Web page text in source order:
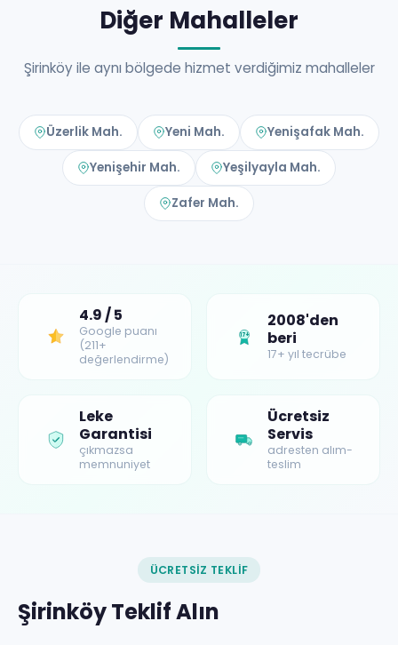
Diğer Mahalleler
Şirinköy ile aynı bölgede hizmet verdiğimiz mahalleler
Üzerlik Mah. Yeni Mah. Yenişafak Mah.
Yenişehir Mah. Yeşilyayla Mah.
Zafer Mah.
4.9 / 5
Google puanı
(211+
değerlendirme)
17+
2008'den
beri
17+ yıl tecrübe
Leke
Garantisi
çıkmazsa
memnuniyet
Ücretsiz
Servis
adresten alım-
teslim
ÜCRETSIZ TEKLIF
Şirinköy Teklif Alın